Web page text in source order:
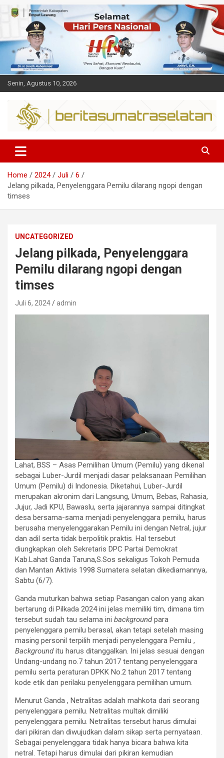
Senin, Agustus 10, 2026
Sumsel
Home 2024 Juli
6
Jelang pilkada, Penyelenggara Pemilu dilarang ngopi dengan
timses
UNCATEGORIZED
Jelang pilkada, Penyelenggara
Pemilu dilarang ngopi dengan
timses
Juli 6, 2024 admin
Lahat, BSS – Asas Pemilihan Umum (Pemilu) yang dikenal
sebagai Luber-Jurdil menjadi dasar pelaksanaan Pemilihan
Umum (Pemilu) di Indonesia. Diketahui, Luber-Jurdil
merupakan akronim dari Langsung, Umum, Bebas, Rahasia,
Jujur, Jadi KPU, Bawaslu, serta jajarannya sampai ditingkat
desa bersama-sama menjadi penyelenggara pemilu, harus
berusaha menyelenggarakan Pemilu ini dengan Netral, jujur
dan adil serta tidak berpolitik praktis. Hal tersebut
diungkapkan oleh Sekretaris DPC Partai Demokrat
Kab.Lahat Ganda Taruna,S.Sos sekaligus Tokoh Pemuda
dan Mantan Aktivis 1998 Sumatera selatan dikediamannya,
Sabtu (6/7).
Ganda muturkan bahwa setiap Pasangan calon yang akan
bertarung di Pilkada 2024 ini jelas memiliki tim, dimana tim
tersebut sudah tau selama ini backgroundpara
penyelenggara pemilu berasal, akan tetapi setelah masing
masing personil terpilih menjadi penyelenggara Pemilu ,
Backgrounditu harus ditanggalkan. Ini jelas sesuai dengan
Undang-undang no.7 tahun 2017 tentang penyelenggara
pemilu serta peraturan DPKK No.2 tahun 2017 tentang
kode etik dan perilaku penyelenggara pemilihan umum.
Menurut Ganda , Netralitas adalah mahkota dari seorang
penyelenggara pemilu. Netralitas multak dimiliki
penyelenggara pemilu. Netralitas tersebut harus dimulai
dari pikiran dan diwujudkan dalam sikap serta pernyataan.
Sebagai penyelenggara tidak hanya bicara bahwa kita
netral. Tetapi harus dimulai dari pikiran kemudian